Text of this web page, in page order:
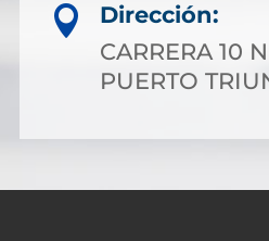

Dirección:
CARRERA 10
PUERTO